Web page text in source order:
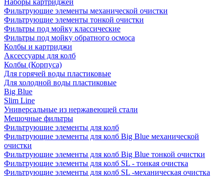
Фильтрующие элементы механической очистки
Фильтрующие элементы тонкой очистки
Фильтры под мойку классические
Фильтры под мойку обратного осмоса
Колбы и картриджи
Аксессуары для колб
Колбы (Корпуса)
Для горячей воды пластиковые
Для холодной воды пластиковые
Big Blue
Slim Line
Универсальные из нержавеющей стали
Мешочные фильтры
Фильтрующие элементы для колб
Фильтрующие элементы для колб Big Blue механической
очистки
Фильтрующие элементы для колб Big Blue тонкой очистки
Фильтрующие элементы для колб SL - тонкая очистка
Фильтрующие элементы для колб SL -механическая очистка